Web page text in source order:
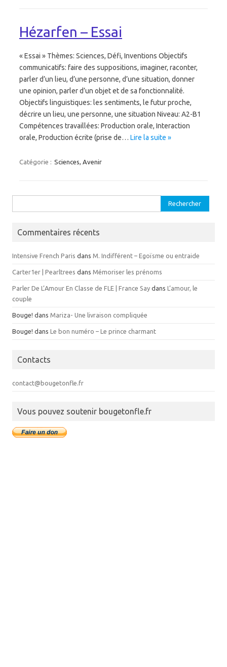
Hézarfen – Essai
« Essai » Thèmes: Sciences, Défi, Inventions Objectifs
communicatifs: faire des suppositions, imaginer, raconter,
parler d’un lieu, d’une personne, d’une situation, donner
une opinion, parler d’un objet et de sa fonctionnalité.
Objectifs linguistiques: les sentiments, le futur proche,
décrire un lieu, une personne, une situation Niveau: A2-B1
Compétences travaillées: Production orale, Interaction
orale, Production écrite (prise de… Lire la suite »
Catégorie : Sciences, Avenir
Commentaires récents
Intensive French Paris dans M. Indifférent – Egoïsme ou entraide
Carter1er | Pearltrees dans Mémoriser les prénoms
Parler De L’Amour En Classe de FLE | France Say dans L’amour, le
couple
Bouge! dans Mariza- Une livraison compliquée
Bouge! dans Le bon numéro – Le prince charmant
Contacts
contact@bougetonfle.fr
Vous pouvez soutenir bougetonfle.fr